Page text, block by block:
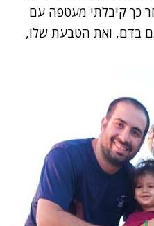
כך קיבלתי מעטפה עם
בדם, ואת הטבעת שלו,